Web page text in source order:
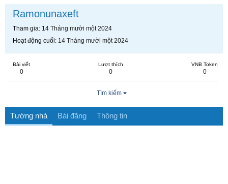
Ramonunaxeft
Tham gia 14 Tháng mười một 2024
Hoạt động cuối 14 Tháng mười một 2024
Bài viết
0
Lượt thích
0
VNB Token
0
Tìm kiếm
Tường nhà Bài đăng Thông tin